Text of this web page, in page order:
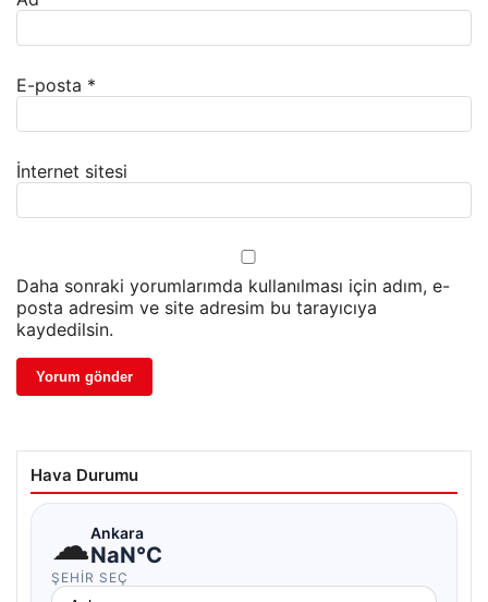
E-posta *
İnternet sitesi
Daha sonraki yorumlarımda kullanılması için adım, e-
posta adresim ve site adresim bu tarayıcıya
kaydedilsin.
Hava Durumu
☁Ankara
NaN°C
ŞEHIR SEÇ